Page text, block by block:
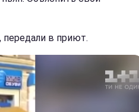
передали в приют.